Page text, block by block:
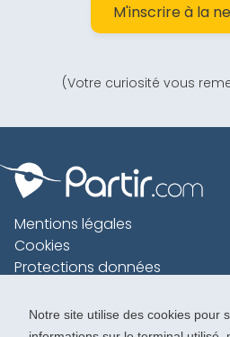
Notre site utilise des cookies pour
M'inscrire à la
(Votre curiosité vous
Mentions légales
Cookies
Protections données
Charte voyageur